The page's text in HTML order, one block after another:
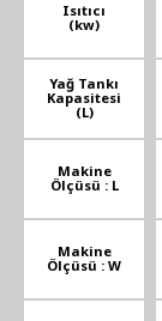
Isıtıcı
(kw)
Yağ Tankı
Kapasitesi
(L)
Makine
Ölçüsü : L
Makine
Ölçüsü : W